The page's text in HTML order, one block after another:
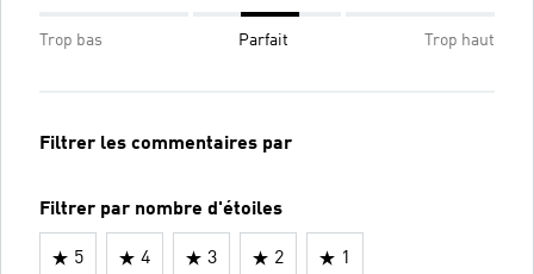
Trop bas Parfait Trop haut
Filtrer les commentaires par
Filtrer par nombre d'étoiles
5 4 3 2 1